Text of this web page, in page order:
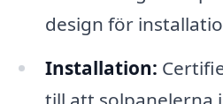
design för
Installation: